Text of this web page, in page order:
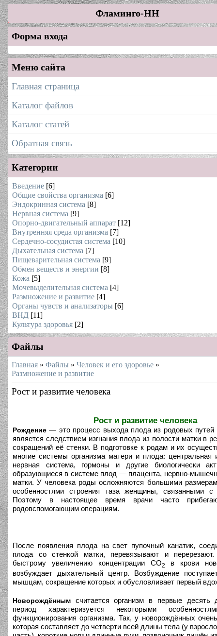
Фламинго-НН
Форма входа
Меню сайта
Главная страница
Каталог файлов
Каталог статей
Обратная связь
Категории
Введение [6]
Общие свойства организма [6]
Эндокринная система [8]
Нервная система [9]
Опорно-двигательный аппарат [12]
Внутренняя среда организма [7]
Сердечно-сосудистая система [10]
Дыхательная система [7]
Пищеварительная система [9]
Обмен веществ и энергии [8]
Кожа [5]
Мочевыделительная система [4]
Размножение и развитие [4]
Органы чувств и анализаторы [6]
ВНД [11]
Культура здоровья [2]
Файлы
Главная » Файлы » Человек и его здоровье »
Размножение и развитие
Рост и развитие человека
Рост и развитие человека
Рождение — это процесс выхода плода из родовых путей
является следствием изгнания плода из полости матки в
сокращений её стенки. В подготовке к родам и их
многие системы организма матери и плода: центральная
нервная система, гормоны и другие биологически
образующиеся в системе плод — плацента, нервно-
матки. У человека роды осложняются большими
особенностями строения таза женщины, связанными с
Поэтому в настоящее время врачи часто
родовспомогающим операциям.
После появления плода на свет пупочный канатик,
плода со стенкой матки, перевязывают и
быстрому увеличению концентрации СО2
в крови
возбуждает дыхательный центр. Возбуждение
мышцам, сокращение которых и обусловливает первый
Новорождённым считается организм в первые десять
период характеризуется некоторыми
функционирования организма. Так, у новорождённых
которая составляет до четверти всей длины тела (у